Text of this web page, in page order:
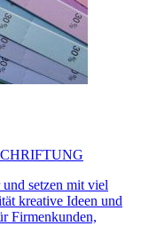
setzen mit viel
kreative Ideen und
Firmenkunden,